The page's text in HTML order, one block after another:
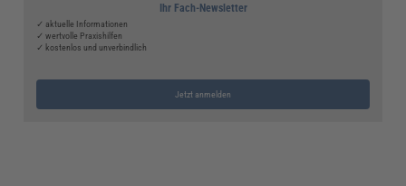
Ihr Fach-Newsletter
✓ aktuelle Informationen
✓ wertvolle Praxishilfen
✓ kostenlos und unverbindlich
Jetzt anmelden